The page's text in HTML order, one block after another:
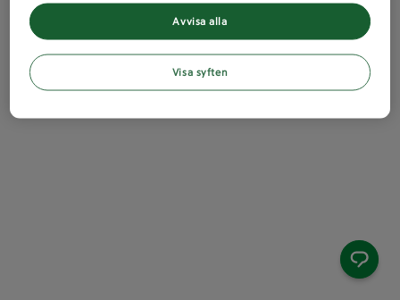
Avvisa alla
Visa syften